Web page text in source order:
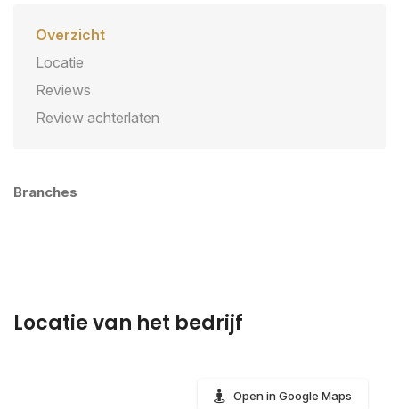
Overzicht
Locatie
Reviews
Review achterlaten
Branches
Locatie van het bedrijf
Open in Google Maps